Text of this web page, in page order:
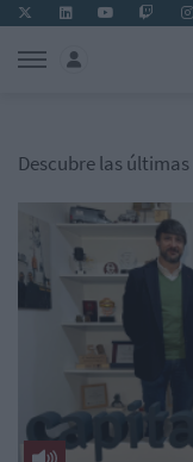
Descubre las